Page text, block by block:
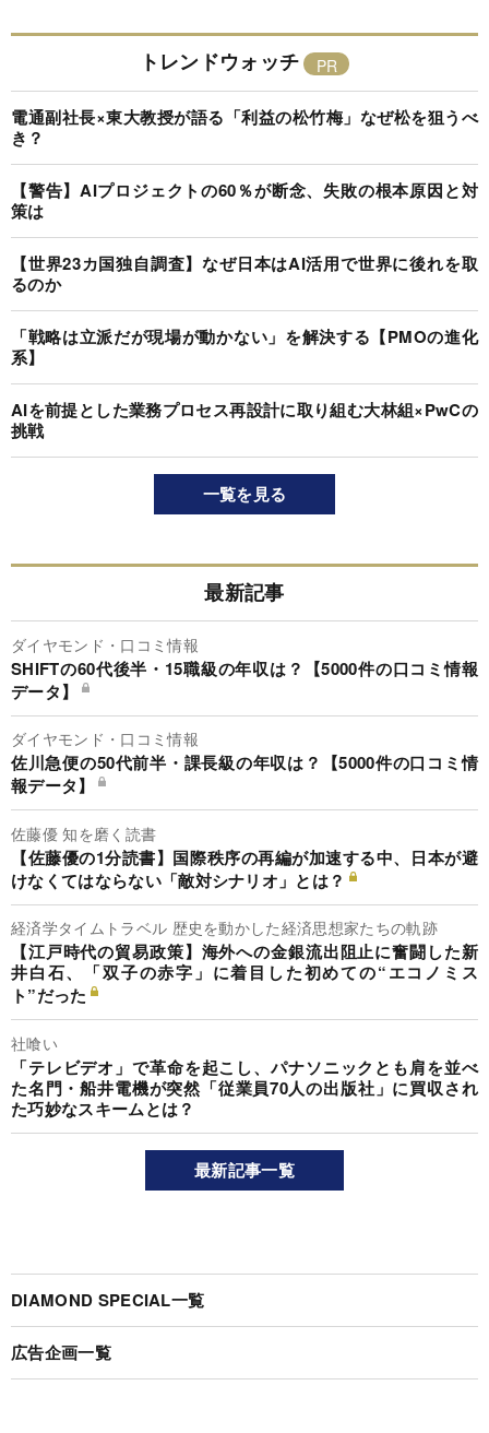
トレンドウォッチ
電通副社長×東大教授が語る「利益の松竹梅」なぜ松を狙うべ
き？
【警告】AIプロジェクトの60％が断念、失敗の根本原因と対
策は
【世界23カ国独自調査】なぜ日本はAI活用で世界に後れを取
るのか
「戦略は立派だが現場が動かない」を解決する【PMOの進化
系】
AIを前提とした業務プロセス再設計に取り組む大林組×PwCの
挑戦
一覧を見る
最新記事
ダイヤモンド・口コミ情報
SHIFTの60代後半・15職級の年収は？【5000件の口コミ情報
データ】
ダイヤモンド・口コミ情報
佐川急便の50代前半・課長級の年収は？【5000件の口コミ情
報データ】
佐藤優 知を磨く読書
【佐藤優の1分読書】国際秩序の再編が加速する中、日本が避
けなくてはならない「敵対シナリオ」とは？
経済学タイムトラベル 歴史を動かした経済思想家たちの軌跡
【江戸時代の貿易政策】海外への金銀流出阻止に奮闘した新
井白石、「双子の赤字」に着目した初めての“エコノミス
ト”だった
社喰い
「テレビデオ」で革命を起こし、パナソニックとも肩を並べ
た名門・船井電機が突然「従業員70人の出版社」に買収され
た巧妙なスキームとは？
最新記事一覧
DIAMOND SPECIAL一覧
広告企画一覧